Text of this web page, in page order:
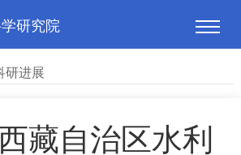
研究院
研进展
藏自治区水利